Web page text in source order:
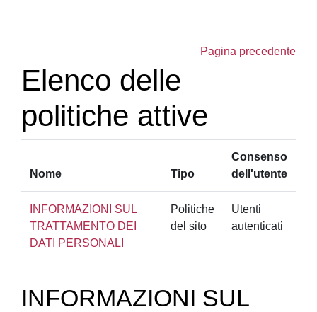
Pagina precedente
Elenco delle
politiche attive
Nome Tipo
Consenso
dell'utente
INFORMAZIONI SUL
TRATTAMENTO DEI
DATI PERSONALI
Politiche
del sito
Utenti
autenticati
INFORMAZIONI SUL